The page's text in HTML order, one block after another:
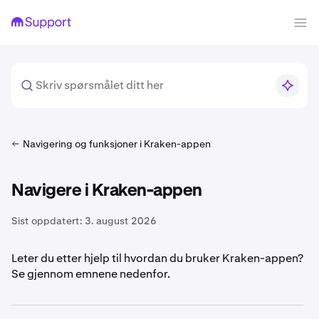
Navigering og funksjoner i Kraken-appen
Navigere i Kraken-appen
Sist oppdatert: 3. august 2026
Leter du etter hjelp til hvordan du bruker Kraken-appen?
Se gjennom emnene nedenfor.